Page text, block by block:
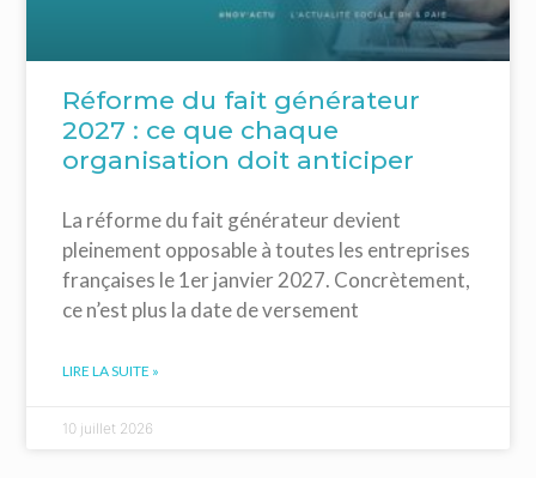
Réforme du fait générateur
2027 : ce que chaque
organisation doit anticiper
La réforme du fait générateur devient
pleinement opposable à toutes les entreprises
françaises le 1er janvier 2027. Concrètement,
ce n’est plus la date de versement
LIRE LA SUITE »
10 juillet 2026